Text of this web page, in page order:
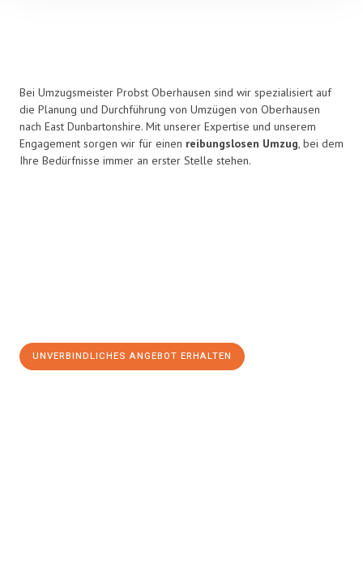
Bei Umzugsmeister Probst Oberhausen sind wir spezialisiert auf
die Planung und Durchführung von Umzügen von Oberhausen
nach East Dunbartonshire. Mit unserer Expertise und unserem
Engagement sorgen wir für einen reibungslosen Umzug, bei dem
Ihre Bedürfnisse immer an erster Stelle stehen.
UNVERBINDLICHES ANGEBOT ERHALTEN